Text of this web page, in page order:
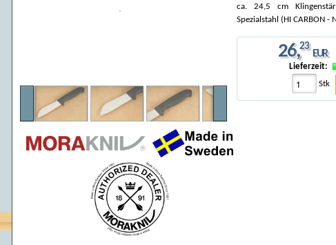
ca. 24,5 cm
Spezialstahl (HI CARBON -
26,23
EUR
Lieferzeit:
Stk